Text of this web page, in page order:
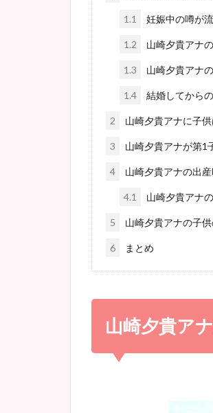
1.1 妊娠中の噂が
1.2 山崎夕貴アナ
1.3 山崎夕貴アナ
1.4 結婚してから
2 山崎夕貴アナに子供
3 山崎夕貴アナが第1
4 山崎夕貴アナの出
4.1 山崎夕貴アナ
5 山崎夕貴アナの子
6 まとめ
山崎夕貴ア